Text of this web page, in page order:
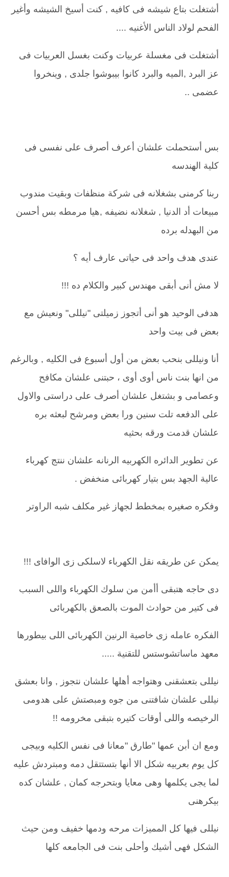
أشتغلت بتاع شيشه فى كافيه , كنت أسيخ الشيشه وأغير
الفحم لولاد الناس الأغنيه ....
أشتغلت فى مغسلة عربيات وكنت بغسل العربيات فى
عز البرد ,الميه والبرد كانوا بيبوشوا جلدى , وينخروا
عضمى ..
بس أستحملت علشان أعرف أصرف على نفسى فى
كلية الهندسه
ربنا كرمنى بشغلانه فى شركة منظفات وبقيت مندوب
مبيعات أد الدنيا , شغلانه نضيفه ,هيا مرمطه بس أحسن
من البهدله برده
عندى هدف واحد فى حياتى عارف أيه ؟
لا مش أنى أبقى مهندس كبير والكلام ده !!!
هدفى الوحيد هو أنى أتجوز زميلتى "نيللى" ونعيش مع
بعض فى بيت واحد
أنا ونيللى بنحب بعض من أول أسبوع فى الكليه , وبالرغم
من انها بنت ناس أوى أوى ، حبتنى علشان مكافح
وعصامى و بشتغل علشان أصرف على دراستى والاول
على الدفعه تلت سنين ورا بعض ومرشح لبعثه بره
علشان قدمت ورقه بحثيه
عن تطوير الدائره الكهربيه الرنانه علشان ننتج كهرباء
عالية الجهد بس بتيار كهربائى منخفض .
وفكره صغيره بمخطط لجهاز غير مكلف شبه الراوتر
يمكن عن طريقه نقل الكهرباء لاسلكى زى الوافاى !!!
دى حاجه هتبقى أأمن من سلوك الكهرباء واللى السبب
فى كتير من حوادث الموت بالصعق بالكهربائى
الفكره عامله زى خاصية الرنين الكهربائى اللى بيطورها
معهد ماساتشوستس للتقنية .....
نيللى بتعشقنى وهتواجه أهلها علشان نتجوز , وانا بعشق
نيللى علشان شافتنى من جوه ومبصتش على هدومى
الرخيصه واللى أوقات كتيره بتبقى مخرومه !!
ومع ان أبن عمها "طارق "معانا فى نفس الكليه وبيجى
كل يوم بعربيه شكل الا أنها بتستتقل دمه ومبتردش عليه
لما يجى يكلمها وهى معايا وبتحرجه كمان , علشان كده
بيكرهنى
نيللى فيها كل المميزات مرحه ودمها خفيف ومن حيث
الشكل فهى أشيك وأحلى بنت فى الجامعه كلها